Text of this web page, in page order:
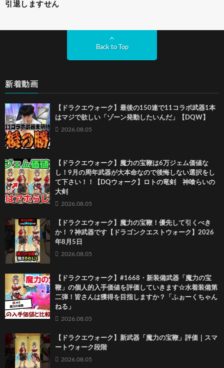
引退しますせん
Back to Top
新着動画
【ドラクエウォーク】最後の150連で11コラボ武器1本
はマジで欲しい「ゾーン発動したいんだ」【DQW】
2026.08.05
【ドラクエウォーク】魔力の宝鞭は6万ジェム価値な
し！9月の周年武器が大本命なので後悔しない選択をし
て下さい！！【DQウォーク】ロトの竜剣 神喰らいの
大剣
2026.08.05
【ドラクエウォーク】魔力の宝鞭！優先して引くべき
か！？神武器です【ドラゴンクエストウォーク】2026
年8月5日
2026.08.05
【ドラクエウォーク】#1668・新装備武器「魔力の宝
鞭」の個人的入手価値を評価していきます☆水着装備第
二弾！皆さんは獲得を目指しますか？「ふぉーくちゃん
ねる」
2026.08.05
【ドラクエウォーク】新武器「魔力の宝鞭」評価｜スマ
ートウォーク段階
2026.08.05